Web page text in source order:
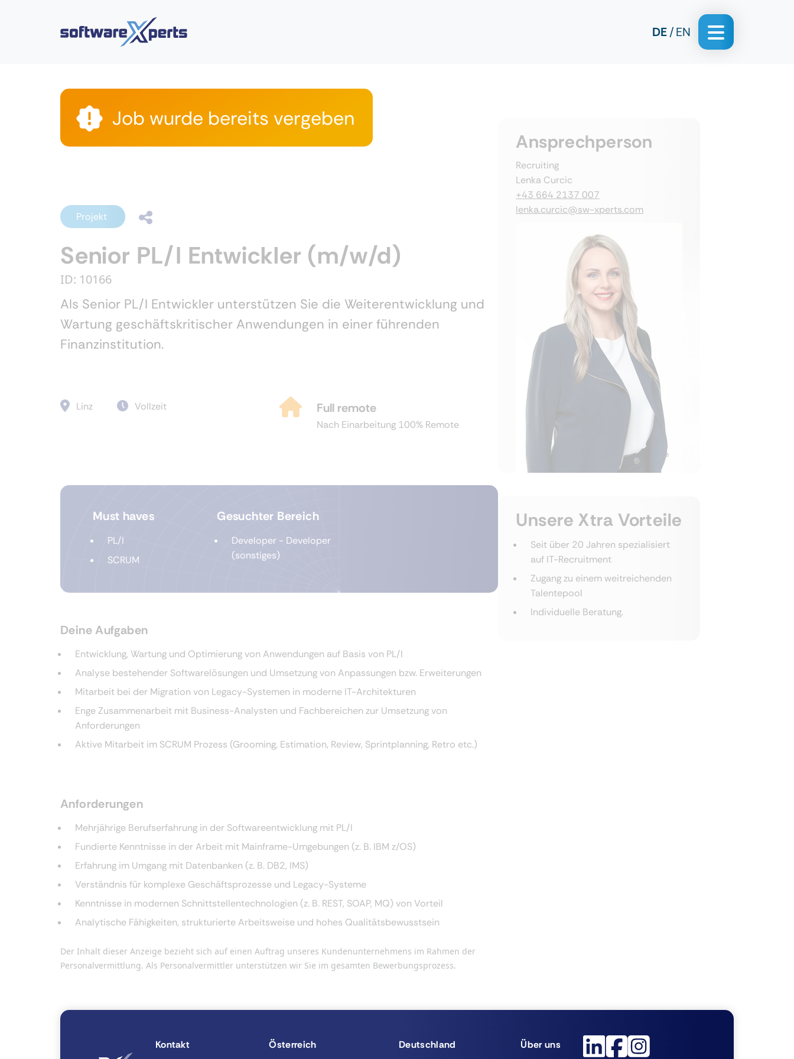
DE EN
Job wurde bereits vergeben
Projekt
Senior PL/I Entwickler (m/w/d)
ID: 10166
Als Senior PL/I Entwickler unterstützen Sie die Weiterentwicklung und
Wartung geschäftskritischer Anwendungen in einer führenden
Finanzinstitution.
Linz Vollzeit Full remote
Nach Einarbeitung 100% Remote
Must haves
PL/I
SCRUM
Gesuchter Bereich
Developer - Developer
(sonstiges)
Deine Aufgaben
Entwicklung, Wartung und Optimierung von Anwendungen auf Basis von PL/I
Analyse bestehender Softwarelösungen und Umsetzung von Anpassungen bzw. Erweiterungen
Mitarbeit bei der Migration von Legacy-Systemen in moderne IT-Architekturen
Enge Zusammenarbeit mit Business-Analysten und Fachbereichen zur Umsetzung von
Anforderungen
Aktive Mitarbeit im SCRUM Prozess (Grooming, Estimation, Review, Sprintplanning, Retro etc.)
Anforderungen
Mehrjährige Berufserfahrung in der Softwareentwicklung mit PL/I
Fundierte Kenntnisse in der Arbeit mit Mainframe-Umgebungen (z. B. IBM z/OS)
Erfahrung im Umgang mit Datenbanken (z. B. DB2, IMS)
Verständnis für komplexe Geschäftsprozesse und Legacy-Systeme
Kenntnisse in modernen Schnittstellentechnologien (z. B. REST, SOAP, MQ) von Vorteil
Analytische Fähigkeiten, strukturierte Arbeitsweise und hohes Qualitätsbewusstsein
Der Inhalt dieser Anzeige bezieht sich auf einen Auftrag unseres Kundenunternehmens im Rahmen der
Personalvermittlung. Als Personalvermittler unterstützen wir Sie im gesamten Bewerbungsprozess.
Ansprechperson
Recruiting
Lenka Curcic
+43 664 2137 007
lenka.curcic@sw-xperts.com
Unsere Xtra Vorteile
Seit über 20 Jahren spezialisiert
auf IT-Recruitment
Zugang zu einem weitreichenden
Talentepool
Individuelle Beratung.
Kontakt Österreich Deutschland Über uns